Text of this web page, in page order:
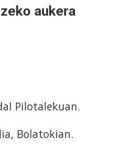
aukera
Pilotalekuan.
Bolatokian.